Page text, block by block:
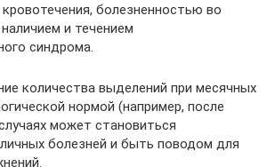
болезненностью во
и течением
синдрома.
количества выделений при месячных
нормой (например, после
может становиться
болезней и быть поводом для